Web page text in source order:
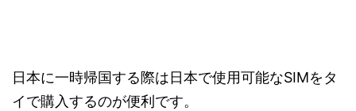
日本に一時帰国する際は日本で使用可能なSIMをタ
イで購入するのが便利です。